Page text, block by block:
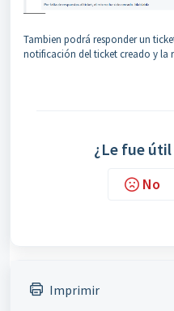
Tambien podrá responder un
notificación del ticket creado y la
¿Le fue
No
Imprimir